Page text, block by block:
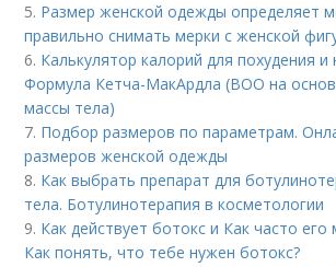
5. Размер женской одежды определяет
правильно снимать мерки с женской
6. Калькулятор калорий для похудения
Формула Кетча-МакАрдла (ВОО на
массы тела)
7. Подбор размеров по параметрам.
размеров женской одежды
8. Как выбрать препарат для
тела. Ботулинотерапия в косметологии
9. Как действует ботокс и Как часто
Как понять, что тебе нужен ботокс?